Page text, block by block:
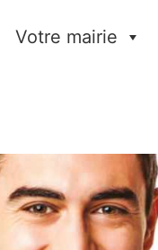
Votre mairie